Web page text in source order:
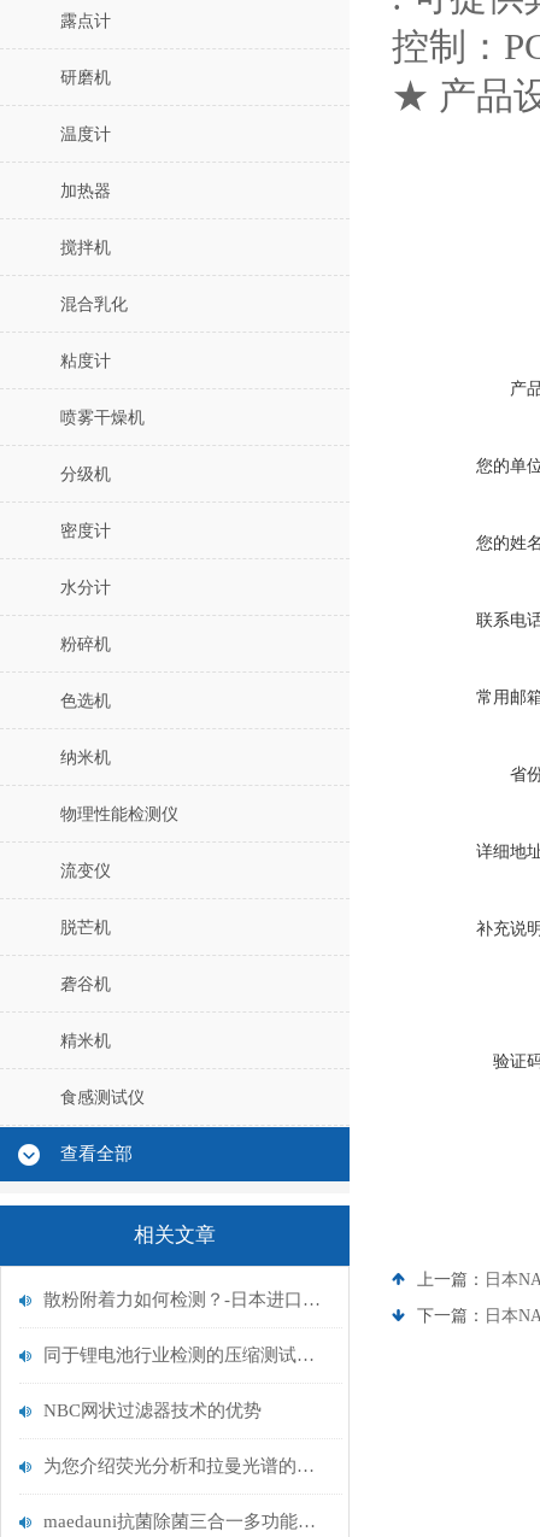
露点计
研磨机
温度计
加热器
搅拌机
混合乳化
粘度计
喷雾干燥机
分级机
密度计
水分计
粉碎机
色选机
纳米机
物理性能检测仪
流变仪
脱芒机
砻谷机
精米机
食感测试仪
查看全部
相关文章
散粉附着力如何检测？-日本进口化妆品质构仪
同于锂电池行业检测的压缩测试仪KES-G5介绍
NBC网状过滤器技术的优势
为您介绍荧光分析和拉曼光谱的各种滤光片
maedauni抗菌除菌三合一多功能干式过滤器的特点
控制：
★ 产品
产
您的单
您的姓
联系电
常用邮
省
详细地
补充说
验证
上一篇： 日本
下一篇： 日本